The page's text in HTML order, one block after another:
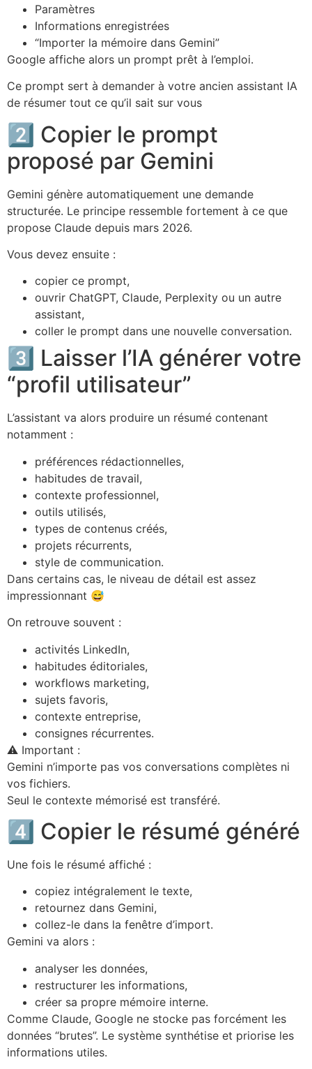
Paramètres
Informations enregistrées
“Importer la mémoire dans Gemini”
Google affiche alors un prompt prêt à l’emploi.
Ce prompt sert à demander à votre ancien assistant IA
de résumer tout ce qu’il sait sur vous
2️⃣ Copier le prompt
proposé par Gemini
Gemini génère automatiquement une demande
structurée. Le principe ressemble fortement à ce que
propose Claude depuis mars 2026.
Vous devez ensuite :
copier ce prompt,
ouvrir ChatGPT, Claude, Perplexity ou un autre
assistant,
coller le prompt dans une nouvelle conversation.
3️⃣ Laisser l’IA générer votre
“profil utilisateur”
L’assistant va alors produire un résumé contenant
notamment :
préférences rédactionnelles,
habitudes de travail,
contexte professionnel,
outils utilisés,
types de contenus créés,
projets récurrents,
style de communication.
Dans certains cas, le niveau de détail est assez
impressionnant 😅
On retrouve souvent :
activités LinkedIn,
habitudes éditoriales,
workflows marketing,
sujets favoris,
contexte entreprise,
consignes récurrentes.
⚠️ Important :
Gemini n’importe pas vos conversations complètes ni
vos fichiers.
Seul le contexte mémorisé est transféré.
4️⃣ Copier le résumé généré
Une fois le résumé affiché :
copiez intégralement le texte,
retournez dans Gemini,
collez-le dans la fenêtre d’import.
Gemini va alors :
analyser les données,
restructurer les informations,
créer sa propre mémoire interne.
Comme Claude, Google ne stocke pas forcément les
données “brutes”. Le système synthétise et priorise les
informations utiles.